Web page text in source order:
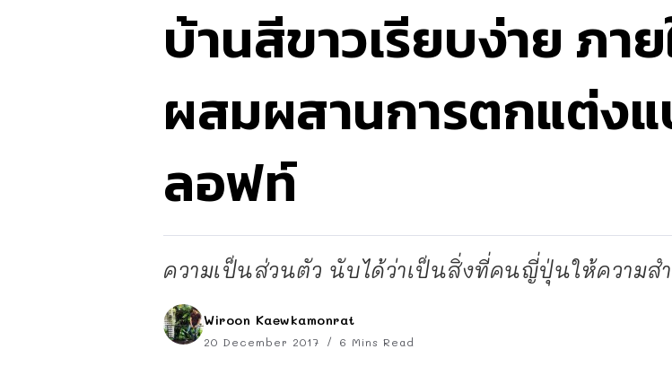
บ้านสีขาวเรียบง่าย ภ
ผสมผสานการตกแต่ง
ลอฟท์
ความเป็นส่วนตัว นับได้ว่าเป็นสิ่งที่คนญี่ปุ่นให้ความส
Wiroon Kaewkamonrat
20 December 2017 6 Mins Read